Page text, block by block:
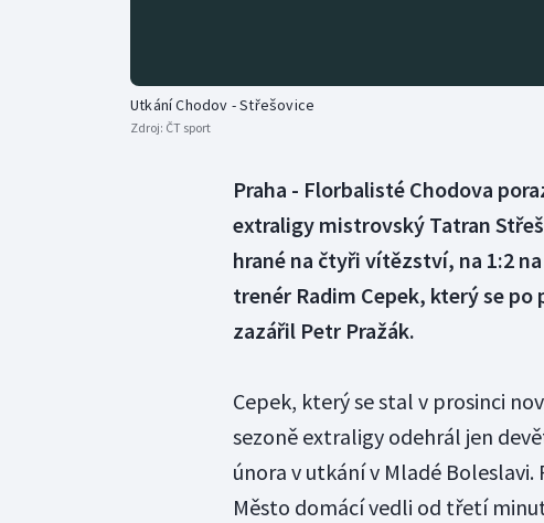
Utkání Chodov - Střešovice
Zdroj: ČT sport
Praha - Florbalisté Chodova
extraligy mistrovský Tatran
hrané na čtyři vítězství, na 1:2
trenér Radim Cepek, který se
zazářil Petr Pražák.
Cepek, který se stal v prosinci
sezoně extraligy odehrál jen
února v utkání v Mladé
Město domácí vedli od třetí